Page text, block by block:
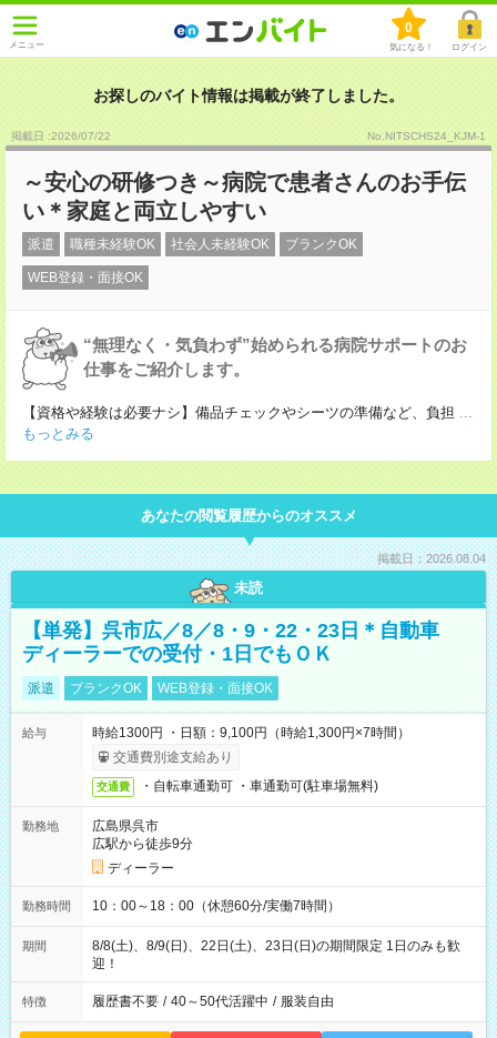
メニュー
0
気になる！ ログイン
お探しのバイト情報は掲載が終了しました。
掲載日 :2026/07/22 No.NITSCHS24_KJM-1
～安心の研修つき～病院で患者さんのお手伝
い＊家庭と両立しやすい
派遣 職種未経験OK 社会人未経験OK ブランクOK
WEB登録・面接OK
“無理なく・気負わず”始められる病院サポートのお
仕事をご紹介します。
【資格や経験は必要ナシ】備品チェックやシーツの準備など、負担 ...
もっとみる
あなたの閲覧履歴からのオススメ
掲載日：2026.08.04
未読
【単発】呉市広／8／8・9・22・23日＊自動車
ディーラーでの受付・1日でもＯＫ
派遣 ブランクOK WEB登録・面接OK
給与
時給1300円 ・日額：9,100円（時給1,300円×7時間）
交通費別途支給あり
交通費 ・自転車通勤可 ・車通勤可(駐車場無料)
勤務地
広島県呉市
広駅から徒歩9分
ディーラー
勤務時間 10：00～18：00（休憩60分/実働7時間）
期間
8/8(土)、8/9(日)、22日(土)、23日(日)の期間限定 1日のみも歓
迎！
特徴 履歴書不要 / 40～50代活躍中 / 服装自由